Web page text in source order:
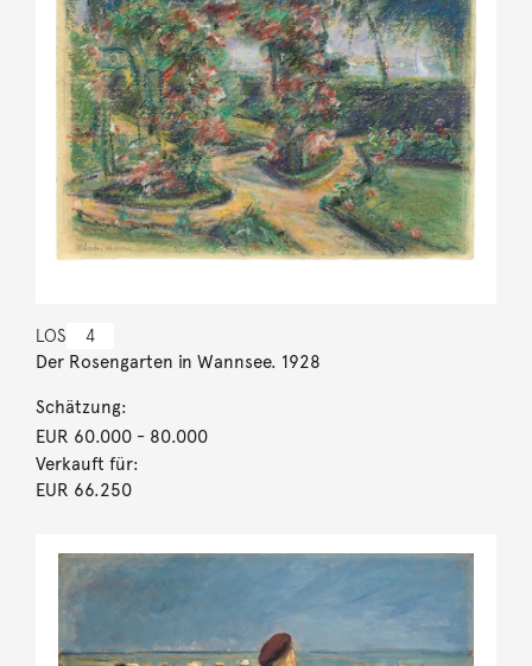
LOS 4
Der Rosengarten in Wannsee. 1928
Schätzung:
EUR 60.000- 80.000
Verkauft für:
EUR 66.250